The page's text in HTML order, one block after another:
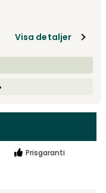
Visa detaljer
Prisgaranti